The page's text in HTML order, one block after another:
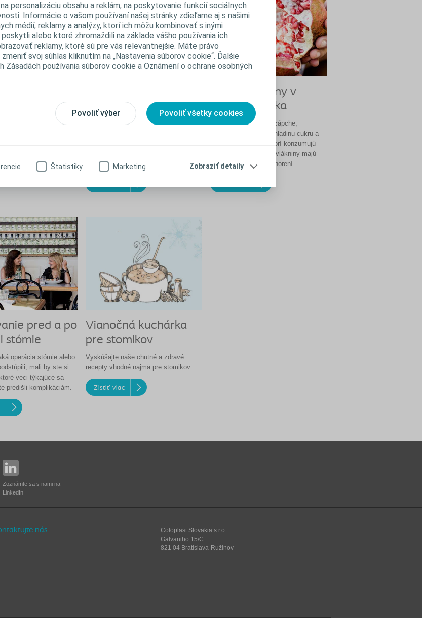
personalizáciu obsahu a reklám, na poskytovanie funkcií sociálnych
Informácie o vašom používaní našej stránky zdieľame aj s našimi
médií, reklamy a analýzy, ktorí ich môžu kombinovať s inými
alebo ktoré zhromaždili na základe vášho používania ich
reklamy, ktoré sú pre vás relevantnejšie. Máte právo
svoj súhlas kliknutím na „Nastavenia súborov cookie“. Ďalšie
Zásadách používania súborov cookie a Oznámení o ochrane osobných
Povoliť výber Povoliť všetky cookies
Štatistiky Marketing Zobraziť detaily
je zásadný príjem
množstva vody. Najmä
stravovaní so stómiou
Možno ste počuli, že huby alebo lepok
vyhýbať len kvôli ich zlej povesti.
Úloha vlákniny v
strave stomika
Vláknina pôsobí proti zápche,
divertikulóze, znižuje hladinu cukru a
tukov v krvi. Ľudia, ktorí konzumujú
dostatočné množstvo vlákniny majú
menej chronických ochorení.
pred a po
stómie
operácia stómie alebo
mali by ste si
veci týkajúce sa
predišli komplikáciám.
Vianočná kuchárka
pre stomikov
Vyskúšajte naše chutné a zdravé
recepty vhodné najmä pre stomikov.
Zistiť viac
Zoznámte sa s nami na
LinkedIn
nás
Coloplast Slovakia s.r.o.
Galvaniho 15/C
821 04 Bratislava-Ružinov